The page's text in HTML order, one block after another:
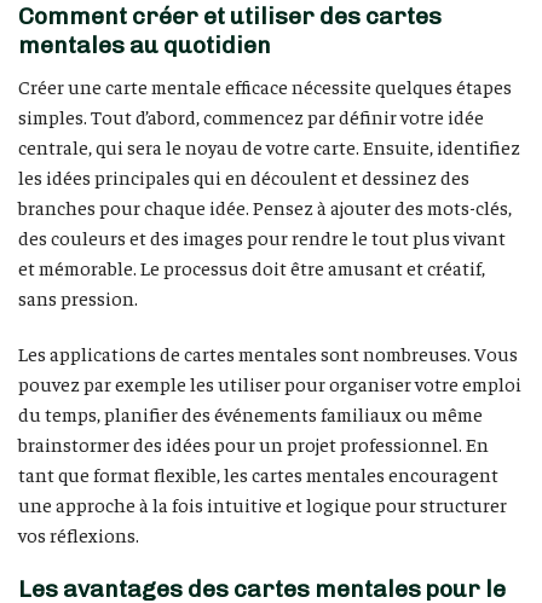
Comment créer et utiliser des cartes
mentales au quotidien
Créer une carte mentale efficace nécessite quelques étapes
simples. Tout d’abord, commencez par définir votre idée
centrale, qui sera le noyau de votre carte. Ensuite, identifiez
les idées principales qui en découlent et dessinez des
branches pour chaque idée. Pensez à ajouter des mots-clés,
des couleurs et des images pour rendre le tout plus vivant
et mémorable. Le processus doit être amusant et créatif,
sans pression.
Les applications de cartes mentales sont nombreuses. Vous
pouvez par exemple les utiliser pour organiser votre emploi
du temps, planifier des événements familiaux ou même
brainstormer des idées pour un projet professionnel. En
tant que format flexible, les cartes mentales encouragent
une approche à la fois intuitive et logique pour structurer
vos réflexions.
Les avantages des cartes mentales pour le